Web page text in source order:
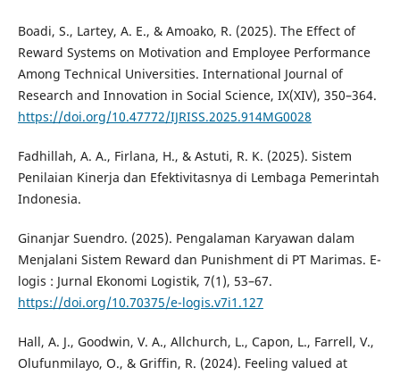
Boadi, S., Lartey, A. E., & Amoako, R. (2025). The Effect of
Reward Systems on Motivation and Employee Performance
Among Technical Universities. International Journal of
Research and Innovation in Social Science, IX(XIV), 350–364.
https://doi.org/10.47772/IJRISS.2025.914MG0028
Fadhillah, A. A., Firlana, H., & Astuti, R. K. (2025). Sistem
Penilaian Kinerja dan Efektivitasnya di Lembaga Pemerintah
Indonesia.
Ginanjar Suendro. (2025). Pengalaman Karyawan dalam
Menjalani Sistem Reward dan Punishment di PT Marimas. E-
logis : Jurnal Ekonomi Logistik, 7(1), 53–67.
https://doi.org/10.70375/e-logis.v7i1.127
Hall, A. J., Goodwin, V. A., Allchurch, L., Capon, L., Farrell, V.,
Olufunmilayo, O., & Griffin, R. (2024). Feeling valued at